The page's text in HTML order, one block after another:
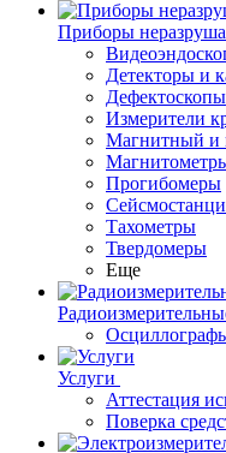
Приборы
Детекторы и
Дефектоскопы
Измерители
Магнитный и
Прогибомеры
Тахометры
Твердомеры
Еще
Услуги
Аттестация
Поверка